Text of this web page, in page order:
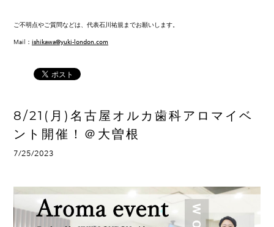
ご不明点やご質問などは、代表石川祐規までお願いします。
​Mail： ishikawa@yuki-london.com
8/21(月)名古屋オルカ歯科アロマイベ
ント開催！＠大曽根
7/25/2023